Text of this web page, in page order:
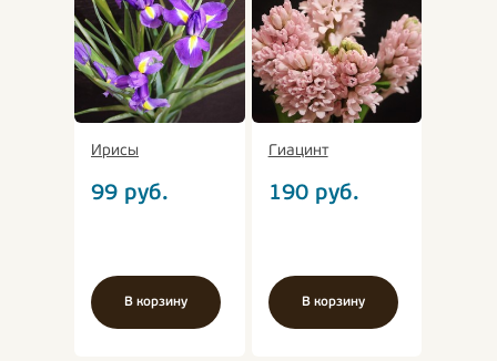
Ирисы
99 руб.
В корзину
Гиацинт
190руб.
В корзину